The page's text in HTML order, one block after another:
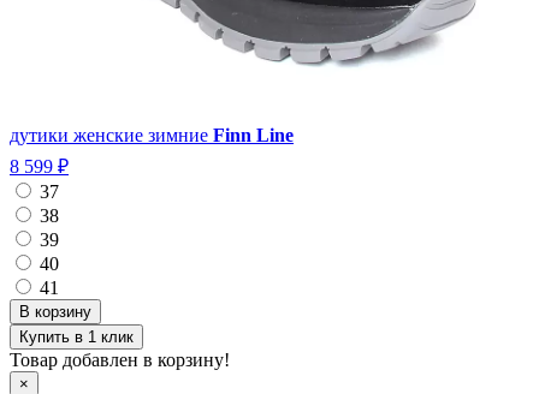
дутики женские зимние Finn Line
8 599 ₽
37
38
39
40
41
Купить в 1 клик
Товар добавлен в корзину!
×